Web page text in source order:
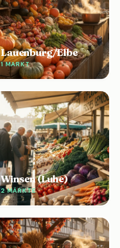
Lauenburg/Elbe
1 MARKT
Winsen (Luhe)
2 MÄRKTE